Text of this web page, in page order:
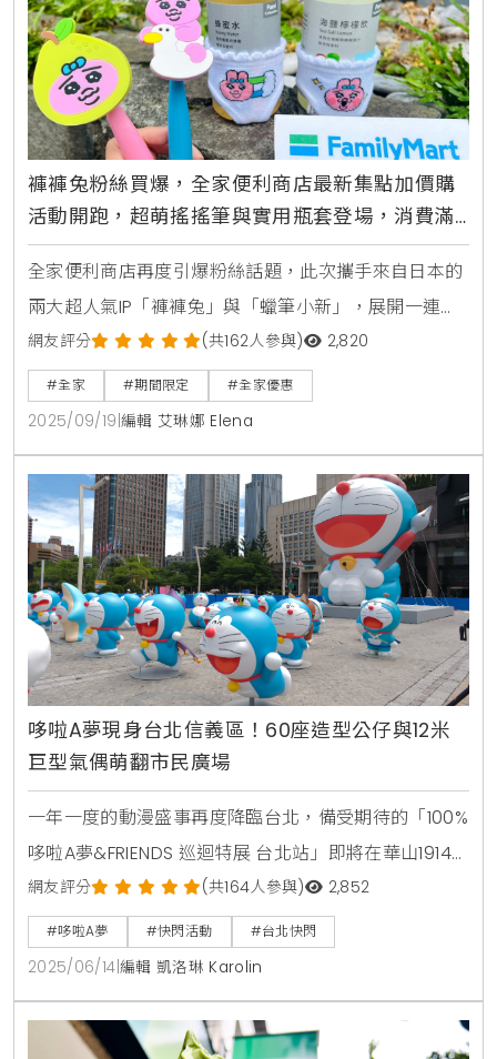
褲褲兔粉絲買爆，全家便利商店最新集點加價購
活動開跑，超萌搖搖筆與實用瓶套登場，消費滿
額再送百元購物金、爽抽3萬元旅遊金
全家便利商店再度引爆粉絲話題，此次攜手來自日本的
兩大超人氣IP「褲褲兔」與「蠟筆小新」，展開一連串
可愛又美味的聯名攻勢，從實用又療癒的周邊商品加價
購，到完美復刻動畫場景的經典美食，讓消費者在享受
便利生活的同時，也能被滿滿的萌力包圍，無論是褲褲
兔的忠實粉絲，還是看著蠟筆新長大的朋友，這次的活
動都將讓人心甘情願地被優惠打敗。褲褲兔首度登陸全
家，超萌周邊加價購粉絲必收近期在日本迅速竄紅，以
「笑中帶淚」的
網友評分 (共162人參與) 2,820
#全家 #期間限定 #全家優惠
2025/09/19 編輯 艾琳娜 Elena
哆啦A夢現身台北信義區！60座造型公仔與12米
巨型氣偶萌翻市民廣場
一年一度的動漫盛事再度降臨台北，備受期待的「100%
哆啦A夢&FRIENDS 巡迴特展 台北站」即將在華山1914
文創園區盛大登場。為了替展覽暖身，主辦單位聯合數
位文創與AllRights Reserved聯手出擊，於6月14日和15
日兩天，在台北市民廣場舉辦快閃活動，率先曝光了展
覽的吸睛亮點，吸引大批民眾爭相目睹，現場氣氛熱鬧
非凡。巨型哆啦A夢空降信義區 60座造型公仔一次看個
網友評分 (共164人參與) 2,852
#哆啦A夢 #快閃活動 #台北快閃
2025/06/14 編輯 凱洛琳 Karolin